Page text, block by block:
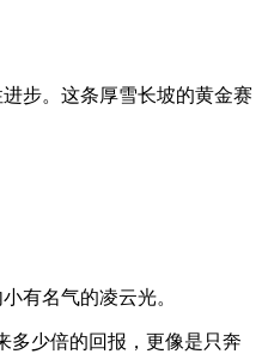
步。这条厚雪长坡的黄金赛
有名气的凌云光。
多少倍的回报，更像是只奔